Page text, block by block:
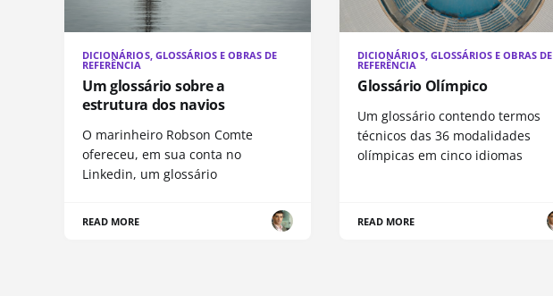
DICIONÁRIOS, GLOSSÁRIOS E OBRAS DE
REFERÊNCIA
Um glossário sobre a
estrutura dos navios
O marinheiro Robson Comte
ofereceu, em sua conta no
Linkedin, um glossário
READ MORE
DICIONÁRIOS, GLOSSÁRIOS E OBRAS DE
REFERÊNCIA
Glossário Olímpico
Um glossário contendo termos
técnicos das 36 modalidades
olímpicas em cinco idiomas
READ MORE